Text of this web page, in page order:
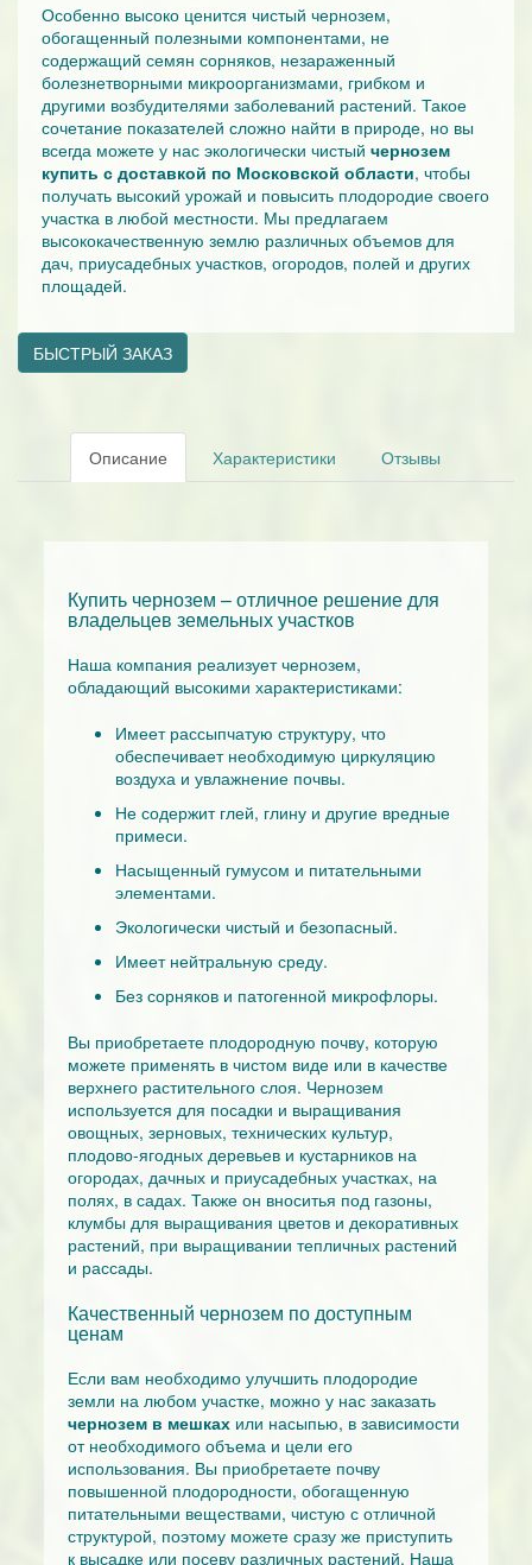
Особенно высоко ценится чистый чернозем,
обогащенный полезными компонентами, не
содержащий семян сорняков, незараженный
болезнетворными микроорганизмами, грибком и
другими возбудителями заболеваний растений. Такое
сочетание показателей сложно найти в природе, но вы
всегда можете у нас экологически чистый чернозем
купить с доставкой по Московской области, чтобы
получать высокий урожай и повысить плодородие своего
участка в любой местности. Мы предлагаем
высококачественную землю различных объемов для
дач, приусадебных участков, огородов, полей и других
площадей.
БЫСТРЫЙ ЗАКАЗ
Описание Характеристики Отзывы
Купить чернозем – отличное решение для
владельцев земельных участков
Наша компания реализует чернозем,
обладающий высокими характеристиками:
Имеет рассыпчатую структуру, что
обеспечивает необходимую циркуляцию
воздуха и увлажнение почвы.
Не содержит глей, глину и другие вредные
примеси.
Насыщенный гумусом и питательными
элементами.
Экологически чистый и безопасный.
Имеет нейтральную среду.
Без сорняков и патогенной микрофлоры.
Вы приобретаете плодородную почву, которую
можете применять в чистом виде или в качестве
верхнего растительного слоя. Чернозем
используется для посадки и выращивания
овощных, зерновых, технических культур,
плодово-ягодных деревьев и кустарников на
огородах, дачных и приусадебных участках, на
полях, в садах. Также он вноситья под газоны,
клумбы для выращивания цветов и декоративных
растений, при выращивании тепличных растений
и рассады.
Качественный чернозем по доступным
ценам
Если вам необходимо улучшить плодородие
земли на любом участке, можно у нас заказать
чернозем в мешках или насыпью, в зависимости
от необходимого объема и цели его
использования. Вы приобретаете почву
повышенной плодородности, обогащенную
питательными веществами, чистую с отличной
структурой, поэтому можете сразу же приступить
к высадке или посеву различных растений. Наша